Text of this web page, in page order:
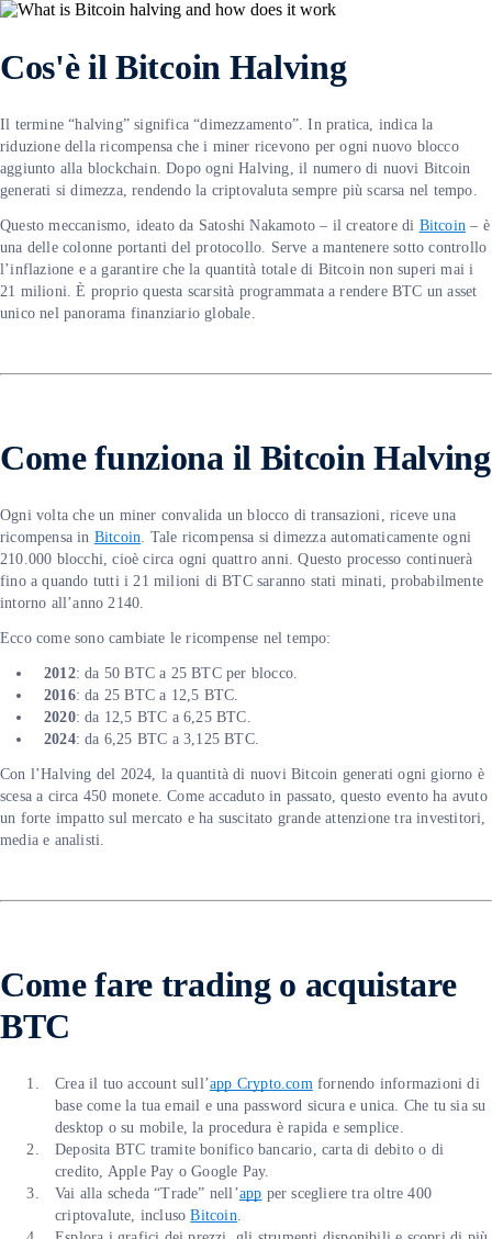
Cos'è il Bitcoin Halving
Il termine “halving” significa “dimezzamento”. In pratica, indica la
riduzione della ricompensa che i miner ricevono per ogni nuovo blocco
aggiunto alla blockchain. Dopo ogni Halving, il numero di nuovi Bitcoin
generati si dimezza, rendendo la criptovaluta sempre più scarsa nel tempo.
Questo meccanismo, ideato da Satoshi Nakamoto – il creatore di Bitcoin – è
una delle colonne portanti del protocollo. Serve a mantenere sotto controllo
l’inflazione e a garantire che la quantità totale di Bitcoin non superi mai i
21 milioni. È proprio questa scarsità programmata a rendere BTC un asset
unico nel panorama finanziario globale.
Come funziona il Bitcoin Halving
Ogni volta che un miner convalida un blocco di transazioni, riceve una
ricompensa in Bitcoin. Tale ricompensa si dimezza automaticamente ogni
210.000 blocchi, cioè circa ogni quattro anni. Questo processo continuerà
fino a quando tutti i 21 milioni di BTC saranno stati minati, probabilmente
intorno all’anno 2140.
Ecco come sono cambiate le ricompense nel tempo:
2012: da 50 BTC a 25 BTC per blocco.
2016: da 25 BTC a 12,5 BTC.
2020: da 12,5 BTC a 6,25 BTC.
2024: da 6,25 BTC a 3,125 BTC.
Con l’Halving del 2024, la quantità di nuovi Bitcoin generati ogni giorno è
scesa a circa 450 monete. Come accaduto in passato, questo evento ha avuto
un forte impatto sul mercato e ha suscitato grande attenzione tra investitori,
media e analisti.
Come fare trading o acquistare
BTC
Crea il tuo account sull’app Crypto.comfornendo informazioni di
base come la tua email e una password sicura e unica. Che tu sia su
desktop o su mobile, la procedura è rapida e semplice.
Deposita BTC tramite bonifico bancario, carta di debito o di
credito, Apple Pay o Google Pay.
Vai alla scheda “Trade” nell’app per scegliere tra oltre 400
criptovalute, inclusoBitcoin.